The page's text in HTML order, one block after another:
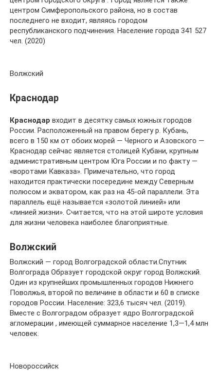
центром Симферопольского района, но в состав
последнего не входит, являясь городом
республиканского подчинения. Население города 341 527
чел. (2020)
Волжский
Краснодар
Краснодар входит в десятку самых южных городов
России. Расположенный на правом берегу р. Кубань,
всего в 150 км от обоих морей — Черного и Азовского —
Краснодар сейчас является столицей Кубани, крупным
административным центром Юга России и по факту —
«воротами Кавказа». Примечательно, что город
находится практически посередине между Северным
полюсом и экватором, как раз на 45-ой параллели. Эта
параллель ещё называется «золотой линией» или
«линией жизни». Считается, что на этой широте условия
для жизни человека наиболее благоприятные.
Волжский
Волжский — город Волгоградской области.Спутник
Волгограда Образует городской округ город Волжский.
Один из крупнейших промышленных городов Нижнего
Поволжья, второй по величине в области и 60 в списке
городов России. Население: 323,6 тысяч чел. (2019).
Вместе с Волгоградом образует ядро Волгоградской
агломерации , имеющей суммарное население 1,3—1,4 млн
человек.
Новороссийск